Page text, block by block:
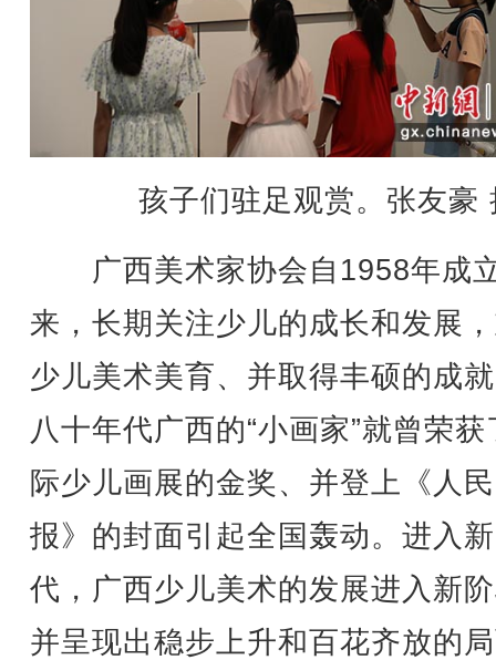
孩子们驻足观赏。张友豪
广西美术家协会自1958年成
来，长期关注少儿的成长和发展
少儿美术美育、并取得丰硕的成
八十年代广西的“小画家”就曾荣获
际少儿画展的金奖、并登上《人
报》的封面引起全国轰动。进入
代，广西少儿美术的发展进入新
并呈现出稳步上升和百花齐放的